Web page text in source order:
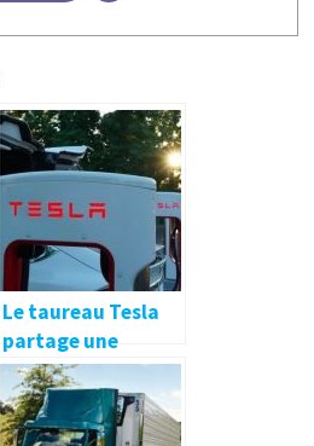
Le taureau Tesla
partage une
prédiction
audacieuse sur la
nouvelle variante